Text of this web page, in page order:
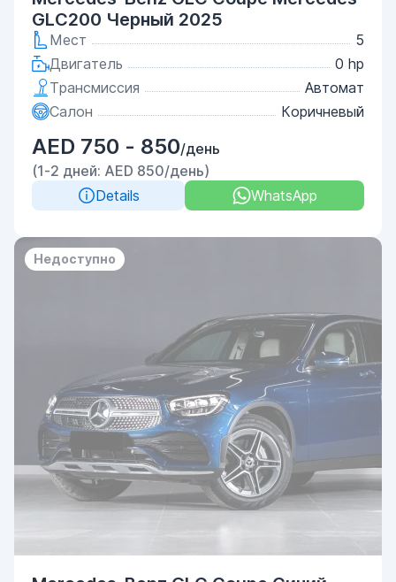
GLC200 Черный 2025
Мест
5
Двигатель
0 hp
Трансмиссия
Автомат
Салон
Коричневый
AED 750 - 850/день
(1-2 дней: AED 850/день)
Details
WhatsApp
Недоступно